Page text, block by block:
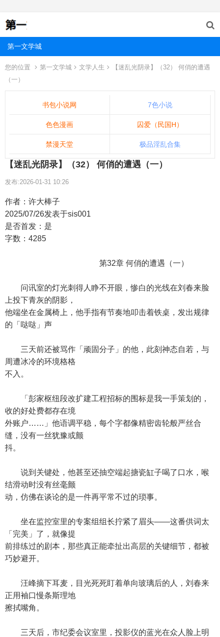
第一文学城
您的位置 第一文学城 文学人生
【迷乱光阴录】（32） 何俏的遭遇
（一）
书包小说网 7色小说
色色漫画 囚爱（民国H）
禁漫天堂 极品淫乱合集
【迷乱光阴录】（32） 何俏的遭遇（一）
发布:2026-01-31 10:26
作者：许大棒子
2025/07/26发表于sis001
是否首发：是
字数：4285
第32章 何俏的遭遇（一）
问讯室的灯光刺得人睁不开眼，惨白的光线在刘春来脸
上投下青灰的阴影，
他端坐在金属椅上，他手指有节奏地叩击着铁桌，发出规律
的「哒哒」声
三天前还被骂作「顽固分子」的他，此刻神态自若，与
周遭冰冷的环境格格
不入。
「彭家枢纽段改扩建工程招标的围标是我一手策划的，
收的好处费都存在境
外账户……」他语调平稳，每个字都像精密齿轮般严丝合
缝，没有一丝犹豫或颤
抖。
说到关键处，他甚至还抽空端起搪瓷缸子喝了口水，喉
结滑动时没有丝毫颤
动，仿佛在谈论的是一件再平常不过的琐事。
坐在监控室里的专案组组长拧紧了眉头——这番供词太
「完美」了，就像提
前排练过的剧本，那些真正能牵扯出高层的关键细节，都被
巧妙避开。
汪峰摘下耳麦，目光死死盯着单向玻璃后的人，刘春来
正用袖口慢条斯理地
擦拭嘴角。
三天后，市纪委会议室里，投影仪的蓝光在众人脸上明